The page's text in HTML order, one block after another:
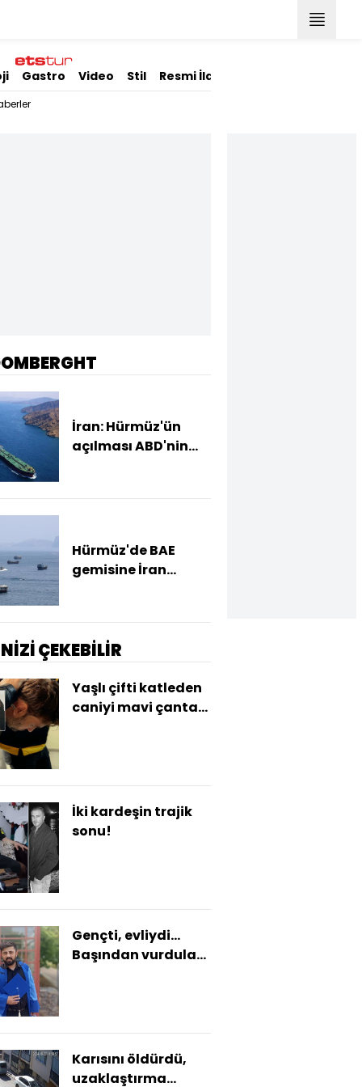
Gastro Video Stil Resmi İlanlar
İran: Hürmüz'ün
açılması ABD'nin
Hürmüz'de BAE
gemisine İran
ÇEKEBİLİR
Yaşlı çifti katleden
caniyi mavi çanta
İki kardeşin trajik
sonu!
Gençti, evliydi...
Başından vurdular
Karısını öldürdü,
uzaklaştırma